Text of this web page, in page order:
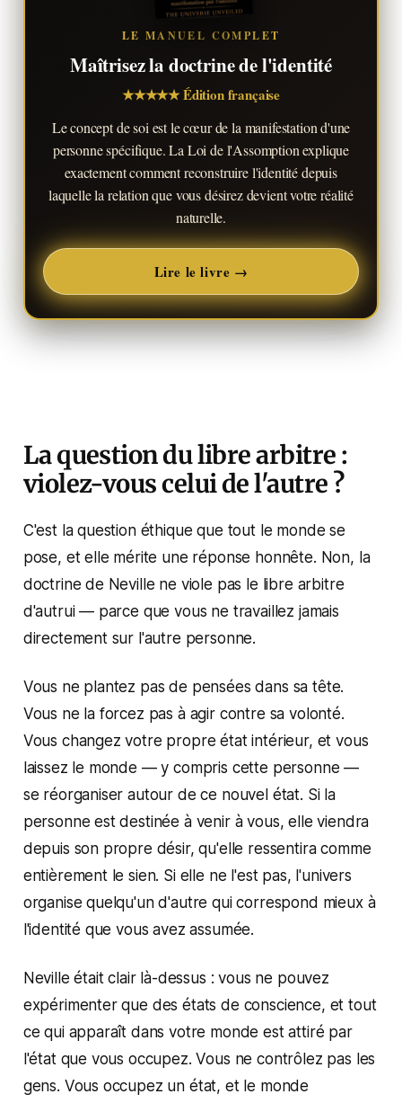
LE MANUEL COMPLET
Maîtrisez la doctrine de l'identité
★★★★★ Édition française
Le concept de soi est le cœur de la manifestation d'une
personne spécifique. La Loi de l'Assomption explique
exactement comment reconstruire l'identité depuis
laquelle la relation que vous désirez devient votre réalité
naturelle.
Lire le livre →
La question du libre arbitre :
violez-vous celui de l'autre ?
C'est la question éthique que tout le monde se
pose, et elle mérite une réponse honnête. Non, la
doctrine de Neville ne viole pas le libre arbitre
d'autrui — parce que vous ne travaillez jamais
directement sur l'autre personne.
Vous ne plantez pas de pensées dans sa tête.
Vous ne la forcez pas à agir contre sa volonté.
Vous changez votre propre état intérieur, et vous
laissez le monde — y compris cette personne —
se réorganiser autour de ce nouvel état. Si la
personne est destinée à venir à vous, elle viendra
depuis son propre désir, qu'elle ressentira comme
entièrement le sien. Si elle ne l'est pas, l'univers
organise quelqu'un d'autre qui correspond mieux à
l'identité que vous avez assumée.
Neville était clair là-dessus : vous ne pouvez
expérimenter que des états de conscience, et tout
ce qui apparaît dans votre monde est attiré par
l'état que vous occupez. Vous ne contrôlez pas les
gens. Vous occupez un état, et le monde